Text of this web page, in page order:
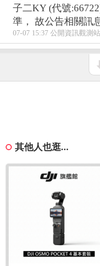
子二KY (代號
準， 故公告相關訊
07-07 15:37 公開資訊觀測站
其他人也逛...